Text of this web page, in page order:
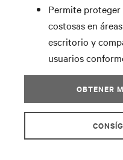
Permite
costosas en
escritorio y
usuarios
OBTENER